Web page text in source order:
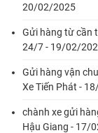
20/02/2025
Gửi hàng từ cần
24/7 - 19/02/
Gửi hàng vận
Xe Tiến Phát -
chành xe gửi
Hậu Giang - 17/